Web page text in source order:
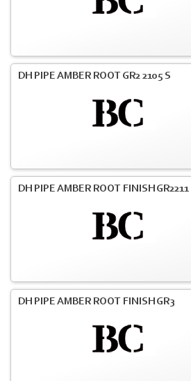
DH PIPE AMBER ROOT GR2 2105 S
DH PIPE AMBER ROOT FINISH GR2211
DH PIPE AMBER ROOT FINISH GR3